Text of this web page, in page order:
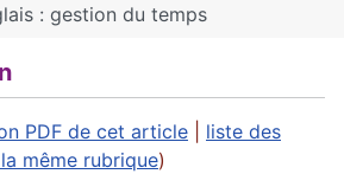
: gestion du temps
PDF de cet article
liste des
même rubrique)